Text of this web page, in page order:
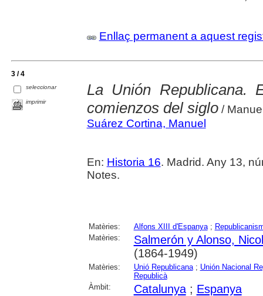
Enllaç permanent a aquest
3 / 4
seleccionar
imprimir
La Unión Republicana.
comienzos del siglo/
Suárez Cortina, Manuel
En: Historia 16. Madrid. Any 13,
Notes.
Matèries: Alfons XIII d'Espanya;
Matèries:
Salmerón y Alonso,
(1864-1949)
Matèries: Unió Republicana; Unión Nacional
Republicà
Àmbit:
Catalunya; Espanya